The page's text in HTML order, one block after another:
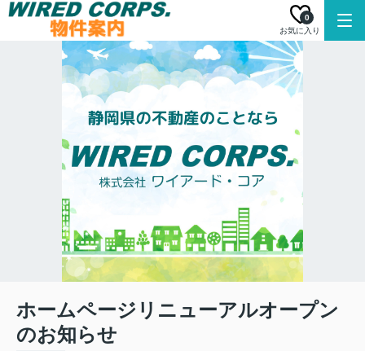
お気に入り
0
ホームページリニューアルオープン
のお知らせ